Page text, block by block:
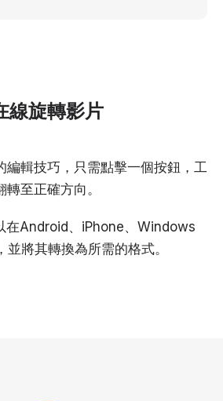
線旋轉影片
編輯技巧，只需點擊一個按鈕，工
至正確方向。
在Android、iPhone、Windows
將其轉換為所需的格式。